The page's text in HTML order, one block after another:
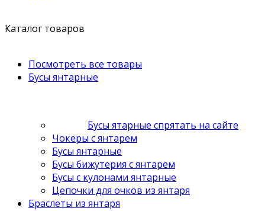
Каталог товаров
Посмотреть все товары
Бусы янтарные
Бусы ятарные спрятать на сайте
Чокеры с янтарем
Бусы янтарные
Бусы бижутерия с янтарем
Бусы с кулонами янтарные
Цепочки для очков из янтаря
Браслеты из янтаря